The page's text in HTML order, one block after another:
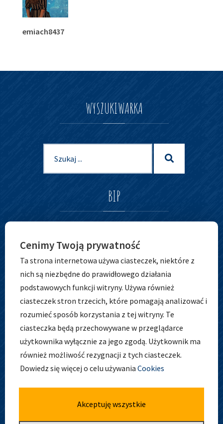
emiach8437
WYSZUKIWARKA
dla:
BIP
ADRES
Zespół Szkolno-Przedszkolny nr 5
ul. Osobowicka 127
51-004 Wrocław
tel. 71 798 44 28
Cenimy Twoją prywatność
Ta strona internetowa używa ciasteczek, niektóre z
nich są niezbędne do prawidłowego działania
podstawowych funkcji witryny. Używa również
ciasteczek stron trzecich, które pomagają analizować i
rozumieć sposób korzystania z tej witryny. Te
ciasteczka będą przechowywane w przeglądarce
użytkownika wyłącznie za jego zgodą. Użytkownik ma
również możliwość rezygnacji z tych ciasteczek.
Dowiedz się więcej o celu używania Cookies
Akceptuję wszystkie